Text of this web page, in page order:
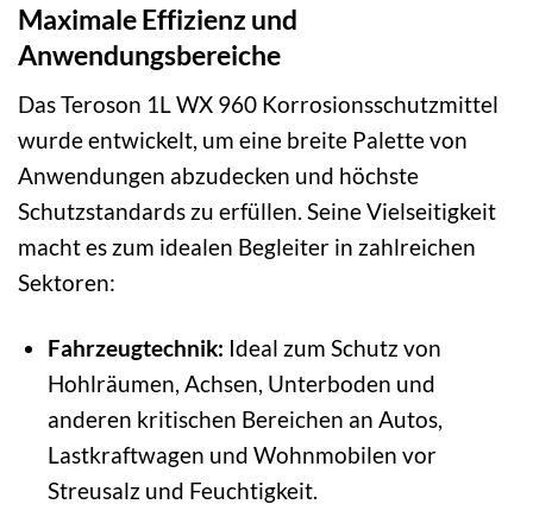
Maximale Effizienz und
Anwendungsbereiche
Das Teroson 1L WX 960 Korrosionsschutzmittel
wurde entwickelt, um eine breite Palette von
Anwendungen abzudecken und höchste
Schutzstandards zu erfüllen. Seine Vielseitigkeit
macht es zum idealen Begleiter in zahlreichen
Sektoren:
Fahrzeugtechnik: Ideal zum Schutz von
Hohlräumen, Achsen, Unterboden und
anderen kritischen Bereichen an Autos,
Lastkraftwagen und Wohnmobilen vor
Streusalz und Feuchtigkeit.